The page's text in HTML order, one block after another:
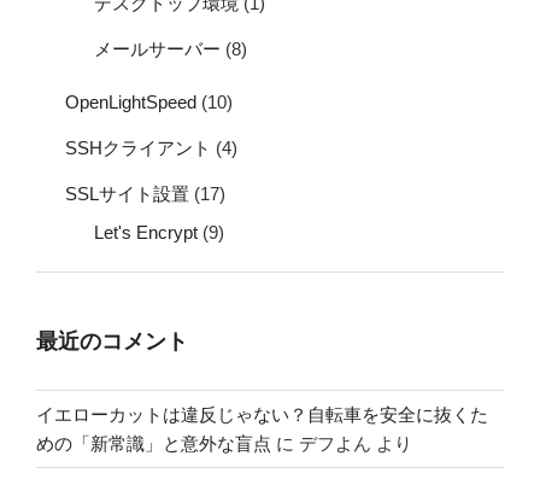
メールサーバー (8)
OpenLightSpeed (10)
SSHクライアント (4)
SSLサイト設置 (17)
Let's Encrypt (9)
最近のコメント
イエローカットは違反じゃない？自転車を安全に抜くた
めの「新常識」と意外な盲点 に デフよん より